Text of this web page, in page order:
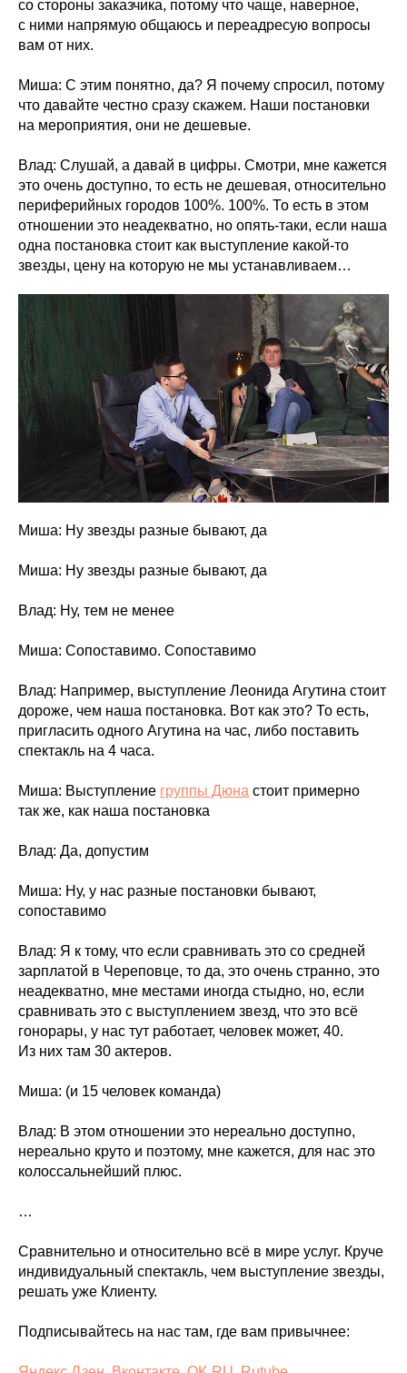
со стороны заказчика, потому что чаще, наверное,
с ними напрямую общаюсь и переадресую вопросы
вам от них.
Миша: С этим понятно, да? Я почему спросил, потому
что давайте честно сразу скажем. Наши постановки
на мероприятия, они не дешевые.
Влад: Слушай, а давай в цифры. Смотри, мне кажется
это очень доступно, то есть не дешевая, относительно
периферийных городов 100%. 100%. То есть в этом
отношении это неадекватно, но опять-таки, если наша
одна постановка стоит как выступление какой-то
звезды, цену на которую не мы устанавливаем…
Миша: Ну звезды разные бывают, да
Миша: Ну звезды разные бывают, да
Влад: Ну, тем не менее
Миша: Сопоставимо. Сопоставимо
Влад: Например, выступление Леонида Агутина стоит
дороже, чем наша постановка. Вот как это? То есть,
пригласить одного Агутина на час, либо поставить
спектакль на 4 часа.
Миша: Выступление группы Дюна стоит примерно
так же, как наша постановка
Влад: Да, допустим
Миша: Ну, у нас разные постановки бывают,
сопоставимо
Влад: Я к тому, что если сравнивать это со средней
зарплатой в Череповце, то да, это очень странно, это
неадекватно, мне местами иногда стыдно, но, если
сравнивать это с выступлением звезд, что это всё
гонорары, у нас тут работает, человек может, 40.
Из них там 30 актеров.
Миша: (и 15 человек команда)
Влад: В этом отношении это нереально доступно,
нереально круто и поэтому, мне кажется, для нас это
колоссальнейший плюс.
…
Сравнительно и относительно всё в мире услуг. Круче
индивидуальный спектакль, чем выступление звезды,
решать уже Клиенту.
Подписывайтесь на нас там, где вам привычнее: